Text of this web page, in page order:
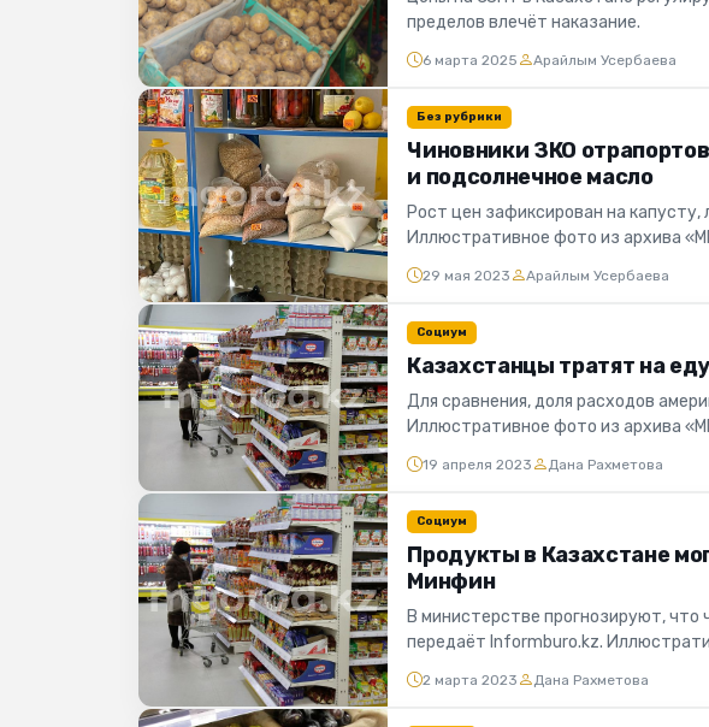
пределов влечёт наказание.
6 марта 2025 Арайлым Усербаева
Без рубрики
Чиновники ЗКО
и подсолнечное масло
Рост цен зафиксирован на
Иллюстративное фото из архива
торговли и защите пра...
29 мая 2023 Арайлым Усербаева
Социум
Казахстанцы тратят на
Для сравнения, доля расходов
Иллюстративное фото из архива
подсчитала, что казахстанцы...
19 апреля 2023 Дана Рахметова
Социум
Продукты в Казахстане
Минфин
В министерстве прогнозируют,
передаёт Informburo.kz.
министра финан...
2 марта 2023 Дана Рахметова